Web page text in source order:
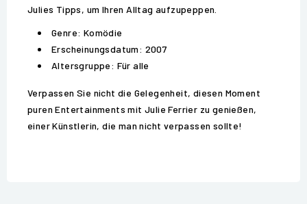
Julies Tipps, um Ihren Alltag aufzupeppen.
Genre: Komödie
Erscheinungsdatum: 2007
Altersgruppe: Für alle
Verpassen Sie nicht die Gelegenheit, diesen Moment
puren Entertainments mit Julie Ferrier zu genießen,
einer Künstlerin, die man nicht verpassen sollte!